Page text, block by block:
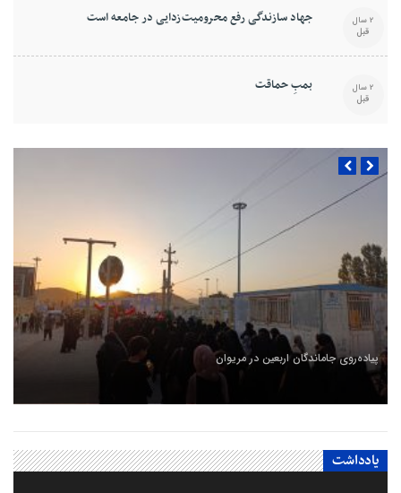
جهاد سازندگی رفع محرومیت‌زدایی در جامعه است 2 سال
قبل
بمبِ حماقت 2 سال
قبل
پیاده‌روی جاماندگان اربعین در مریوان
یادداشت